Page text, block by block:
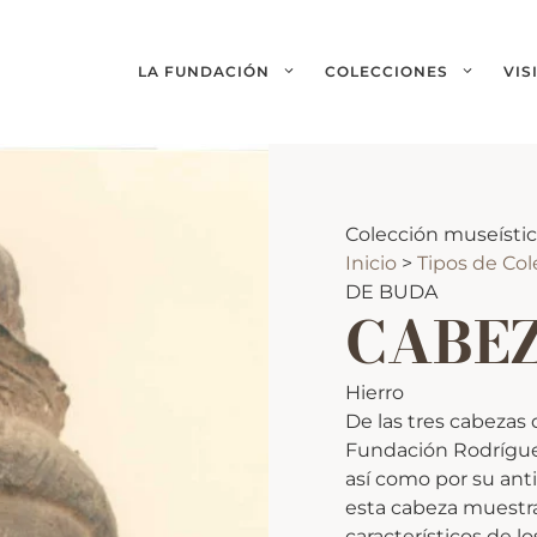
LA FUNDACIÓN COLECCIONES
Colección
Inicio > Tipos de
DE BUDA
Hierro
De las tres
Fundación
así como por su
esta cabeza